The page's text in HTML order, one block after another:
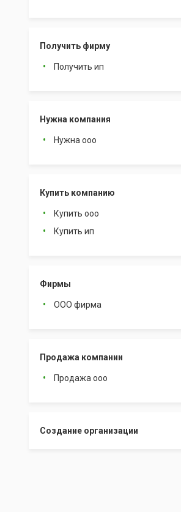
Получить фирму
Получить ип
Нужна компания
Нужна ооо
Купить компанию
Купить ооо
Купить ип
Фирмы
ООО фирма
Продажа компании
Продажа ооо
Создание организации